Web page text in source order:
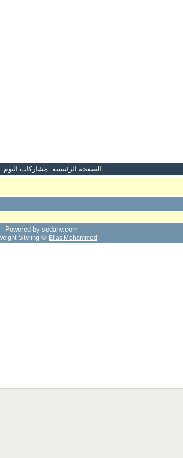
الصفحة الرئيسية مشاركات اليوم
Powered by sedany.com
Styling © Elias Mohammed